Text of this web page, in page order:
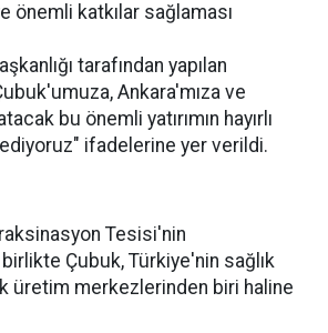
önemli katkılar sağlaması
tarafından yapılan
Ankara'mıza ve
bu önemli yatırımın hayırlı
ediyoruz" ifadelerine yer verildi.
Tesisi'nin
Çubuk, Türkiye'nin sağlık
üretim merkezlerinden biri haline